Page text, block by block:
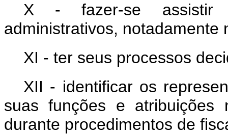
X - fazer-se assistir
administrativos, notadamente
XI - ter seus processos
XII - identificar os
suas funções e atribuições
durante procedimentos de